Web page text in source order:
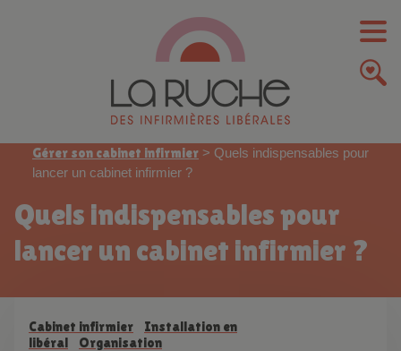
Gérer son cabinet infirmier > Quels indispensables pour
lancer un cabinet infirmier ?
Quels indispensables pour
lancer un cabinet infirmier ?
Cabinet infirmier
Installation en
libéral
Organisation